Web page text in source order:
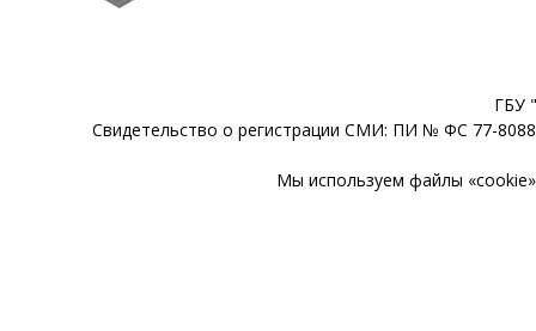
ГБУ
Свидетельство о регистрации СМИ: ПИ № ФС 77-
Мы используем файлы «cookie»